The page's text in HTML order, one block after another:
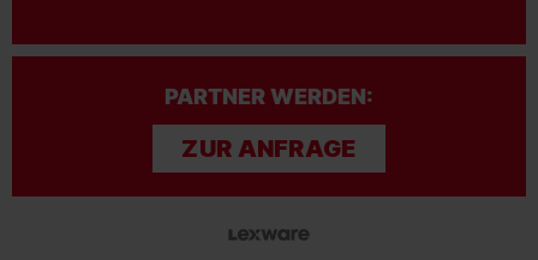
PARTNER WERDEN:
ZUR ANFRAGE